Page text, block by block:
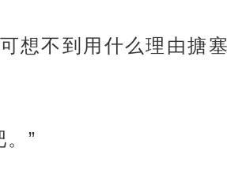
想不到用什么理由搪
”